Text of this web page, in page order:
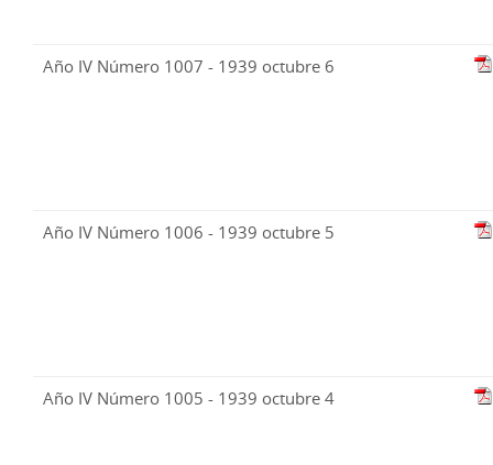
Año IV Número 1007 - 1939 octubre 6
Año IV Número 1006 - 1939 octubre 5
Año IV Número 1005 - 1939 octubre 4